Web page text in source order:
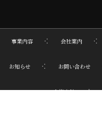
事業内容 会社案内
お知らせ お問い合わせ
人権方針